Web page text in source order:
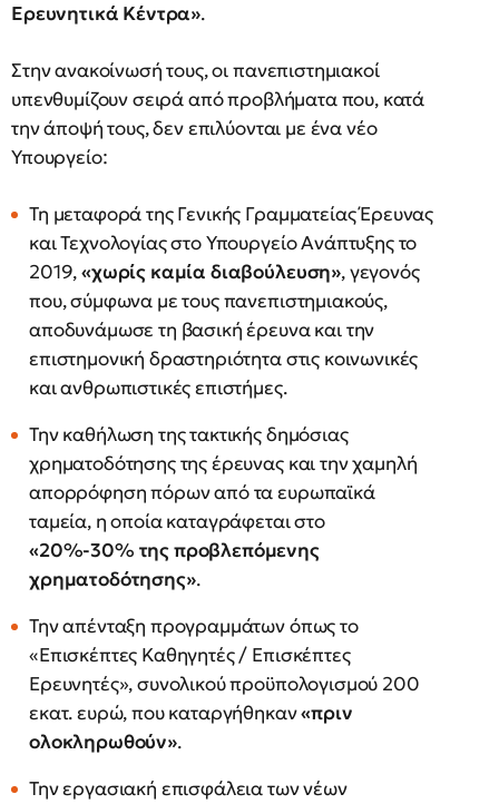
Ερευνητικά Κέντρα».
Στην ανακοίνωσή τους, οι πανεπιστημιακοί
υπενθυμίζουν σειρά από προβλήματα που, κατά
την άποψή τους, δεν επιλύονται με ένα νέο
Υπουργείο:
Τη μεταφορά της Γενικής Γραμματείας Έρευνας
και Τεχνολογίας στο Υπουργείο Ανάπτυξης το
2019,«χωρίς καμία διαβούλευση», γεγονός
που, σύμφωνα με τους πανεπιστημιακούς,
αποδυνάμωσε τη βασική έρευνα και την
επιστημονική δραστηριότητα στις κοινωνικές
και ανθρωπιστικές επιστήμες.
Την καθήλωση της τακτικής δημόσιας
χρηματοδότησης της έρευνας και την χαμηλή
απορρόφηση πόρων από τα ευρωπαϊκά
ταμεία, η οποία καταγράφεται στο
«20%-30% της προβλεπόμενης
χρηματοδότησης».
Την απένταξη προγραμμάτων όπως το
«Επισκέπτες Καθηγητές / Επισκέπτες
Ερευνητές», συνολικού προϋπολογισμού 200
εκατ. ευρώ, που καταργήθηκαν«πριν
ολοκληρωθούν».
Την εργασιακή επισφάλεια των νέων